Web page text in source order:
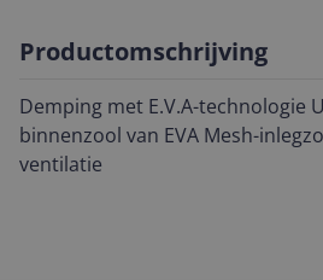
Productomschrijving
Demping met E.V.A-technologie
binnenzool van EVA Mesh-
ventilatie